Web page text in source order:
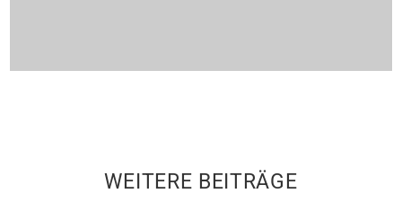
WEITERE BEITRÄGE